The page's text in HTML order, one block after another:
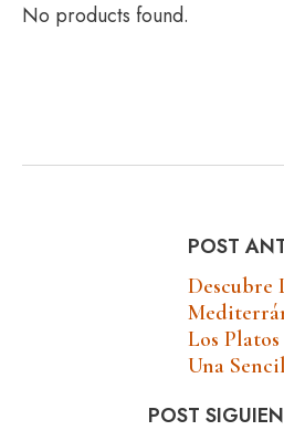
No products found.
POST
Descubre
Los
Una
POST